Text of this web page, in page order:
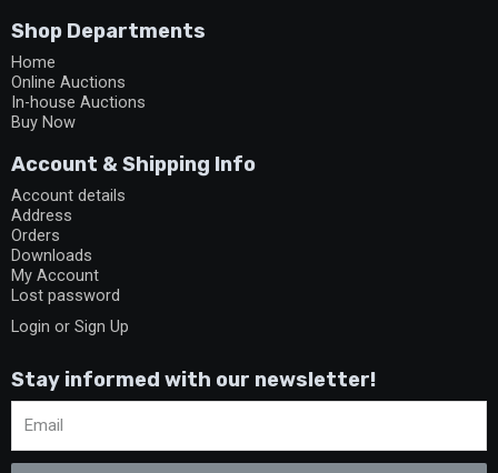
Shop Departments
Home
Online Auctions
In-house Auctions
Buy Now
Account & Shipping Info
Account details
Address
Orders
Downloads
My Account
Lost password
Login or Sign Up
Stay informed with our newsletter!